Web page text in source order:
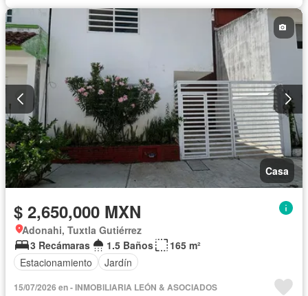
Casa
$ 2,650,000 MXN
Adonahi, Tuxtla Gutiérrez
3 Recámaras
1.5 Baños
165 m²
Estacionamiento
Jardín
15/07/2026 en - INMOBILIARIA LEÓN & ASOCIADOS